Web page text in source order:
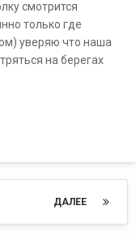
смотрится
только где
уверяю что наша
на берегах
ДАЛЕЕ